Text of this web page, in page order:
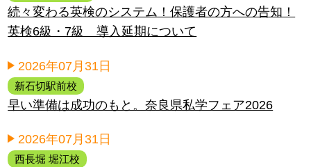
続々変わる英検のシステム！保護者の方への告知！
英検6級・7級 導入延期について
2026年07月31日
新石切駅前校
早い準備は成功のもと。奈良県私学フェア2026
2026年07月31日
西長堀 堀江校